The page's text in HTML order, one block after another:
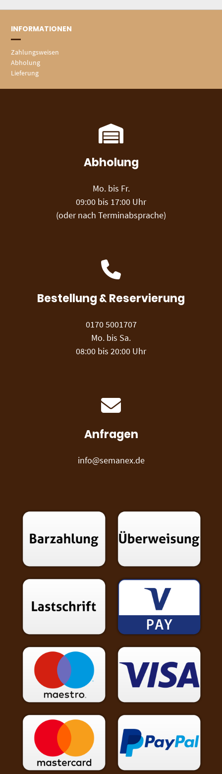
INFORMATIONEN
Zahlungsweisen
Abholung
Lieferung
Abholung
Mo. bis Fr.
09:00 bis 17:00 Uhr
(oder nach Terminabsprache)
Bestellung & Reservierung
0170 5001707
Mo. bis Sa.
08:00 bis 20:00 Uhr
Anfragen
info@semanex.de